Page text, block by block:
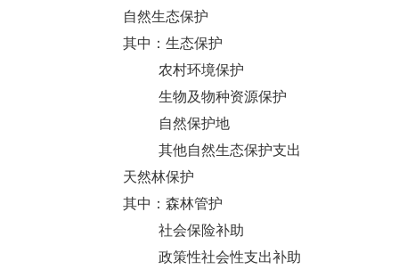
自然生态保护
其中：生态保护
农村环境保护
生物及物种资源保护
自然保护地
其他自然生态保护支出
天然林保护
其中：森林管护
社会保险补助
政策性社会性支出补助